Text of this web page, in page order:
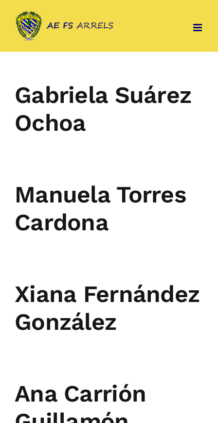
content
Gabriela Suárez
Ochoa
Manuela Torres
Cardona
Xiana Fernández
González
Ana Carrión